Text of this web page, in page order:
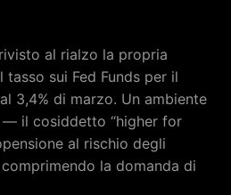
al rialzo la propria
sui Fed Funds per il
3,4% di marzo. Un ambiente
il cosiddetto “higher for
al rischio degli
la domanda di